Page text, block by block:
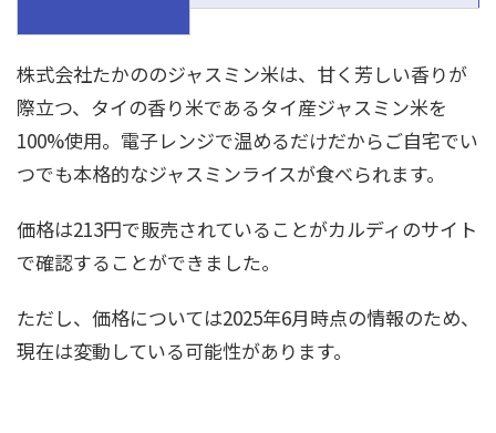
株式会社たかののジャスミン米は、甘く芳しい香りが
際立つ、タイの香り米であるタイ産ジャスミン米を
100%使用。電子レンジで温めるだけだからご自宅でい
つでも本格的なジャスミンライスが食べられます。
価格は213円で販売されていることがカルディのサイト
で確認することができました。
ただし、価格については2025年6月時点の情報のため、
現在は変動している可能性があります。